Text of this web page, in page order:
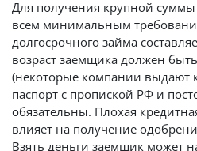
Для получения крупной
всем минимальным
долгосрочного займа
возраст заемщика должен
(некоторые компании выдают
паспорт с пропиской РФ и
обязательны. Плохая
влияет на получение
Взять деньги заемщик может